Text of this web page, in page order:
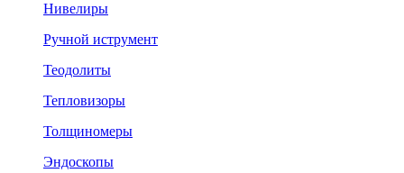
Нивелиры
Ручной иструмент
Теодолиты
Тепловизоры
Толщиномеры
Эндоскопы